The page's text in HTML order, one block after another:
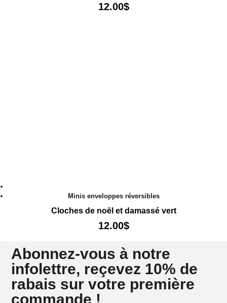
12.00$
Minis enveloppes réversibles
Cloches de noël et damassé vert
12.00$
Abonnez-vous à notre
infolettre, reçevez 10% de
rabais sur votre première
commande !